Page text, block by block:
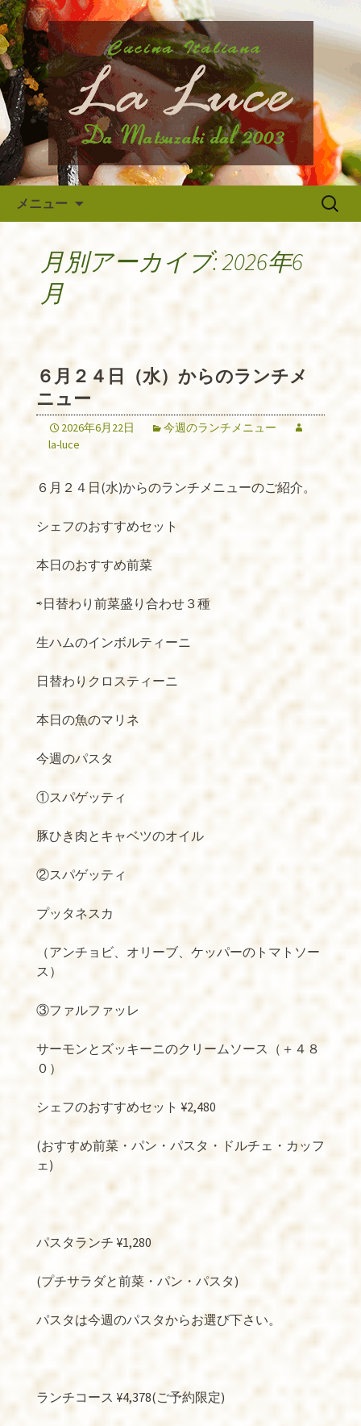
府中のイタリア料理『ラ・ルー
チェ』の最新情報
府中市、国分寺、調布などから近いイ
タリア料理『ラ・ルーチェ』のブログ
です。旬の食材の入荷情報や、新メニ
ュー・限定メニューなどの最新情報、
アルバイトさんや調理スタッフの求人
情報まで幅広く当店の情報をお届けい
たします。
メニュー
検
月別アーカイブ: 2026年6
月
６月２４日（水）からのランチメ
ニュー
2026年6月22日
今週のランチメニュー
la-luce
６月２４日(水)からのランチメニューのご紹介。
シェフのおすすめセット
本日のおすすめ前菜
⇨日替わり前菜盛り合わせ３種
生ハムのインボルティーニ
日替わりクロスティーニ
本日の魚のマリネ
今週のパスタ
①スパゲッティ
豚ひき肉とキャベツのオイル
②スパゲッティ
プッタネスカ
（アンチョビ、オリーブ、ケッパーのトマトソー
ス）
③ファルファッレ
サーモンとズッキーニのクリームソース（＋４８
０）
シェフのおすすめセット ¥2,480
(おすすめ前菜・パン・パスタ・ドルチェ・カッフ
ェ)
パスタランチ ¥1,280
(プチサラダと前菜・パン・パスタ)
パスタは今週のパスタからお選び下さい。
ランチコース ¥4,378(ご予約限定)